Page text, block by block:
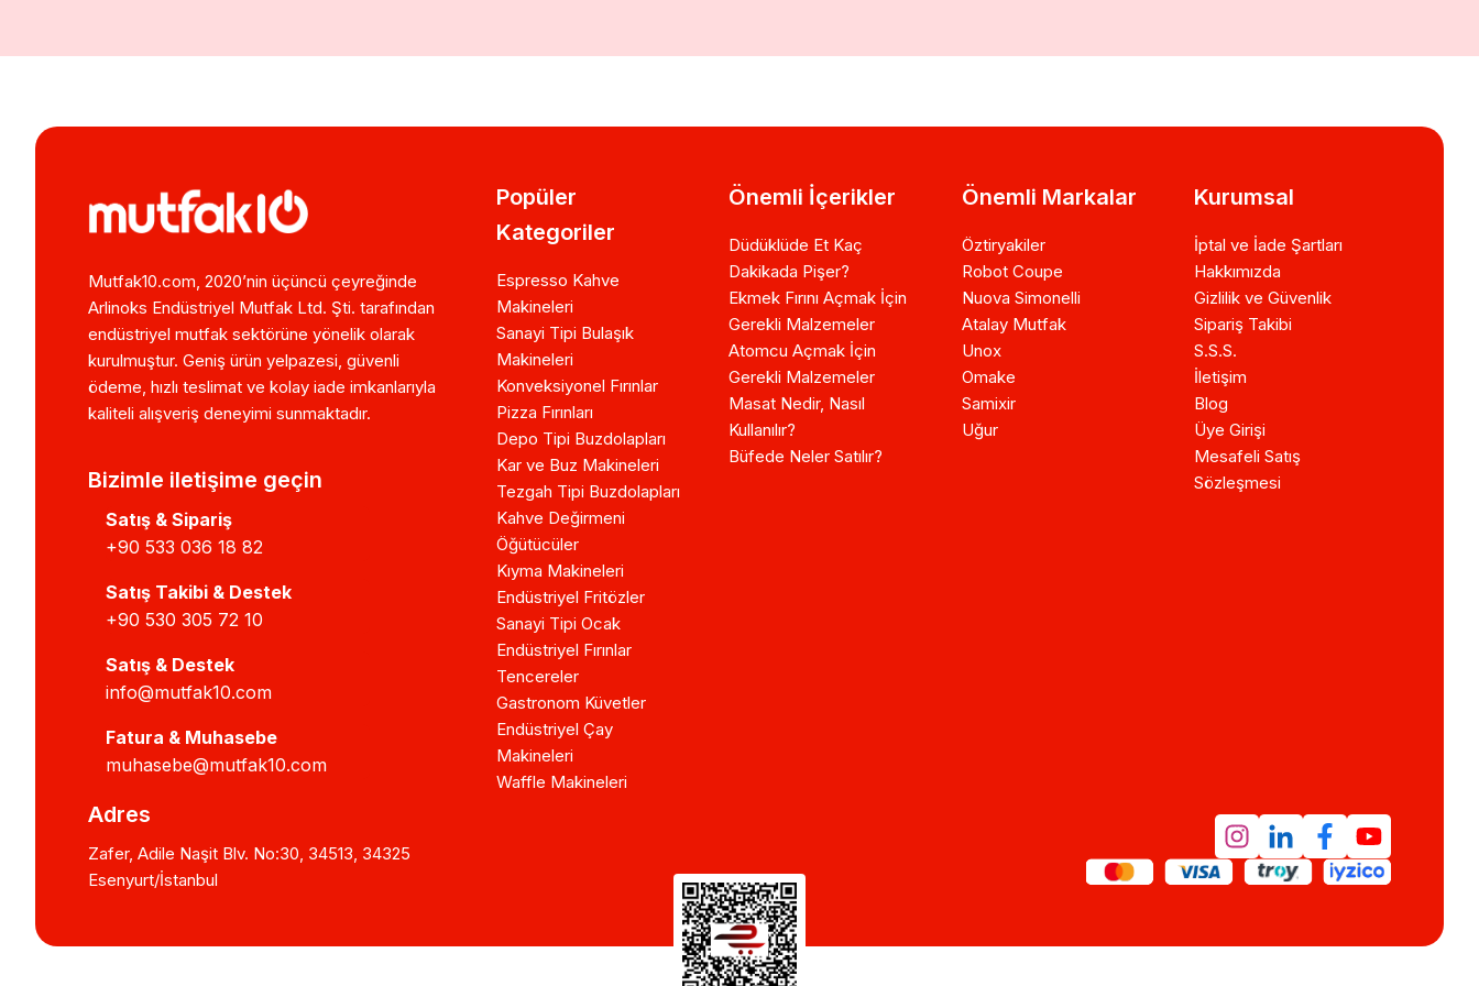
Mutfak10.com, 2020’nin üçüncü çeyreğinde
Arlinoks Endüstriyel Mutfak Ltd. Şti. tarafından
endüstriyel mutfak sektörüne yönelik olarak
kurulmuştur. Geniş ürün yelpazesi, güvenli
ödeme, hızlı teslimat ve kolay iade imkanlarıyla
kaliteli alışveriş deneyimi sunmaktadır.
Bizimle iletişime geçin
Satış & Sipariş
+90 533 036 18 82
Satış Takibi & Destek
+90 530 305 72 10
Satış & Destek
info@mutfak10.com
Fatura & Muhasebe
muhasebe@mutfak10.com
Adres
Zafer, Adile Naşit Blv. No:30, 34513, 34325
Esenyurt/İstanbul
Popüler
Kategoriler
Espresso Kahve
Makineleri
Sanayi Tipi Bulaşık
Makineleri
Konveksiyonel Fırınlar
Pizza Fırınları
Depo Tipi Buzdolapları
Kar ve Buz Makineleri
Tezgah Tipi Buzdolapları
Kahve Değirmeni
Öğütücüler
Kıyma Makineleri
Endüstriyel Fritözler
Sanayi Tipi Ocak
Endüstriyel Fırınlar
Tencereler
Gastronom Küvetler
Endüstriyel Çay
Makineleri
Waffle Makineleri
Önemli İçerikler
Düdüklüde Et Kaç
Dakikada Pişer?
Ekmek Fırını Açmak İçin
Gerekli Malzemeler
Atomcu Açmak İçin
Gerekli Malzemeler
Masat Nedir, Nasıl
Kullanılır?
Büfede Neler Satılır?
Önemli Markalar
Öztiryakiler
Robot Coupe
Nuova Simonelli
Atalay Mutfak
Unox
Omake
Samixir
Uğur
Kurumsal
İptal ve İade Şartları
Hakkımızda
Gizlilik ve Güvenlik
Sipariş Takibi
S.S.S.
İletişim
Blog
Üye Girişi
Mesafeli Satış
Sözleşmesi